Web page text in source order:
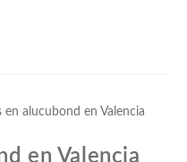
en Valencia